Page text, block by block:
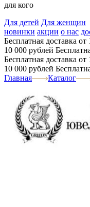
для кого
Для детей Для женщин
новинки акции о нас
Бесплатная доставка
10 000 рублей
Бесплатная доставка
10 000 рублей
Главная
Каталог